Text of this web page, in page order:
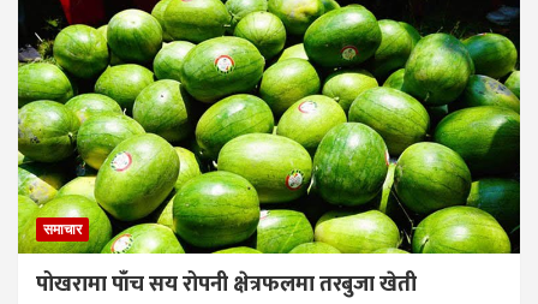
समाचार
पोखरामा पाँच सय रोपनी क्षेत्रफलमा तरबुजा खेती